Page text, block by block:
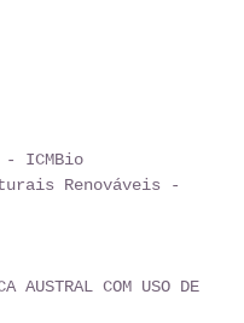
ICMBio
Renováveis -
AUSTRAL COM USO DE